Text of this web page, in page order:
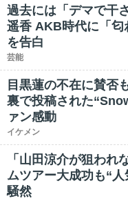
過去には「デマで干
遥香 AKB時代に「匂
を告白
芸能
目黒蓮の不在に賛否
裏で投稿された
ァン感動
イケメン
「山田涼介が狙わ
ムツアー大成功も“
騒然